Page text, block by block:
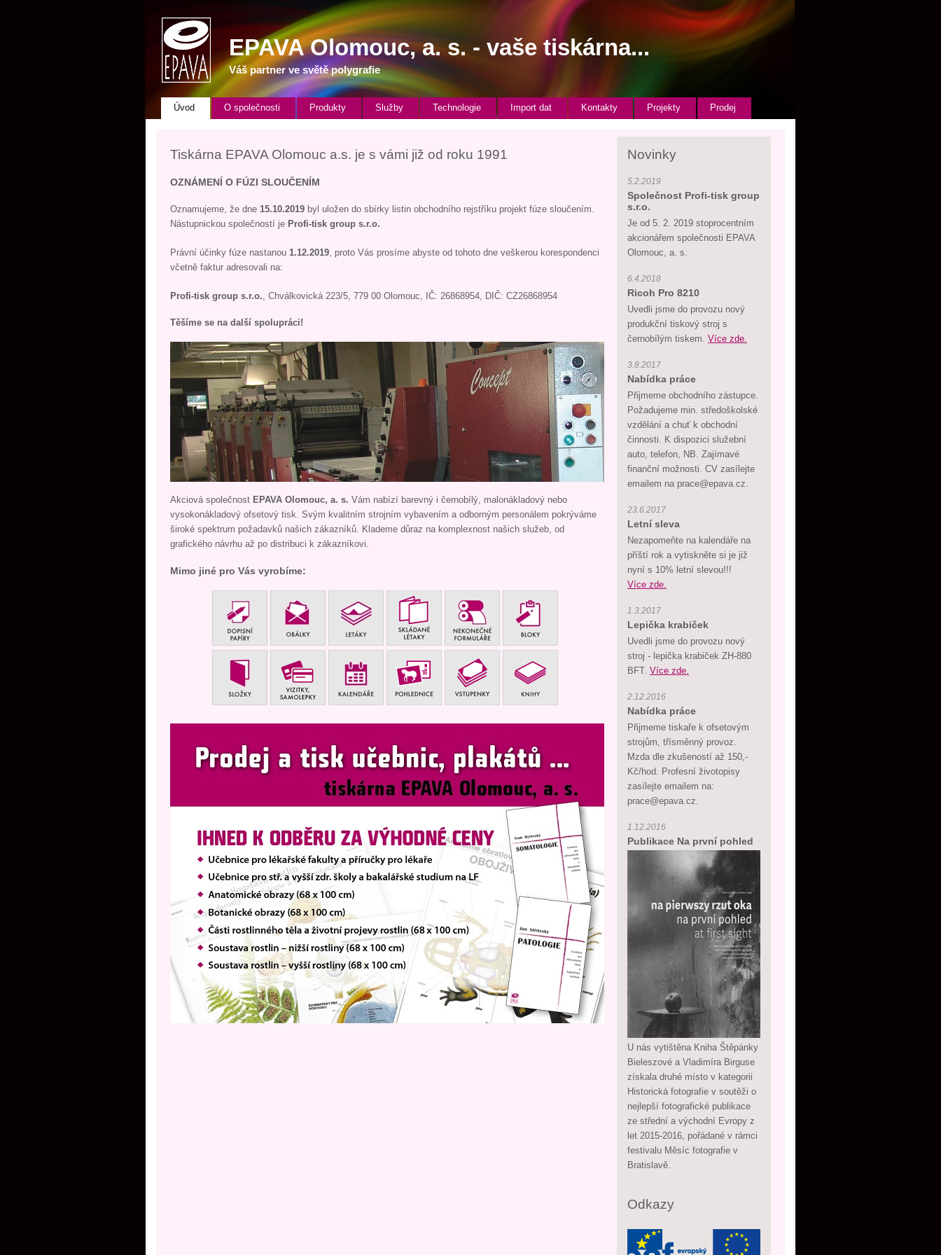
EPAVAOlomouc, a. s. - vaše tiskárna...
Váš partner ve světě polygrafie
Úvod O společnosti Produkty Služby Technologie Import dat Kontakty Projekty Prodej
Novinky
5.2.2019
Společnost Profi-tisk group
s.r.o.
Je od 5. 2. 2019 stoprocentním
akcionářem společnosti EPAVA
Olomouc, a. s.
6.4.2018
Ricoh Pro 8210
Uvedli jsme do provozu nový
produkční tiskový stroj s
černobílým tiskem. Více zde.
3.8.2017
Nabídka práce
Přijmeme obchodního zástupce.
Požadujeme min. středoškolské
vzdělání a chuť k obchodní
činnosti. K dispozici služební
auto, telefon, NB. Zajímavé
finanční možnosti. CV zasílejte
emailem na prace@epava.cz.
23.6.2017
Letní sleva
Nezapomeňte na kalendáře na
příští rok a vytiskněte si je již
nyní s 10% letní slevou!!!
Více zde.
1.3.2017
Lepička krabiček
Uvedli jsme do provozu nový
stroj - lepička krabiček ZH-880
BFT. Více zde.
2.12.2016
Nabídka práce
Přijmeme tiskaře k ofsetovým
strojům, třísměnný provoz.
Mzda dle zkušeností až 150,-
Kč/hod. Profesní životopisy
zasílejte emailem na:
prace@epava.cz.
1.12.2016
Publikace Na první pohled
U nás vytištěna Kniha Štěpánky
Bieleszové a Vladimíra Birguse
získala druhé místo v kategorii
Historická fotografie v soutěži o
nejlepší fotografické publikace
ze střední a východní Evropy z
let 2015-2016, pořádané v rámci
festivalu Měsíc fotografie v
Bratislavě.
Odkazy
Tiskárna EPAVA Olomouc a.s. je s vámi již od roku 1991
OZNÁMENÍ O FÚZI SLOUČENÍM
Oznamujeme, že dne 15.10.2019 byl uložen do sbírky listin obchodního rejstříku projekt fúze sloučením.
Nástupnickou společností je Profi-tisk group s.r.o.
Právní účinky fúze nastanou 1.12.2019, proto Vás prosíme abyste od tohoto dne veškerou korespondenci
včetně faktur adresovali na:
Profi-tisk group s.r.o., Chválkovická 223/5, 779 00 Olomouc, IČ: 26868954, DIČ: CZ26868954
Těšíme se na další spolupráci!
Akciová společnost EPAVA Olomouc, a. s. Vám nabízí barevný i černobílý, malonákladový nebo
vysokonákladový ofsetový tisk. Svým kvalitním strojním vybavením a odborným personálem pokrýváme
široké spektrum požadavků našich zákazníků. Klademe důraz na komplexnost našich služeb, od
grafického návrhu až po distribuci k zákazníkovi.
Mimo jiné pro Vás vyrobíme: